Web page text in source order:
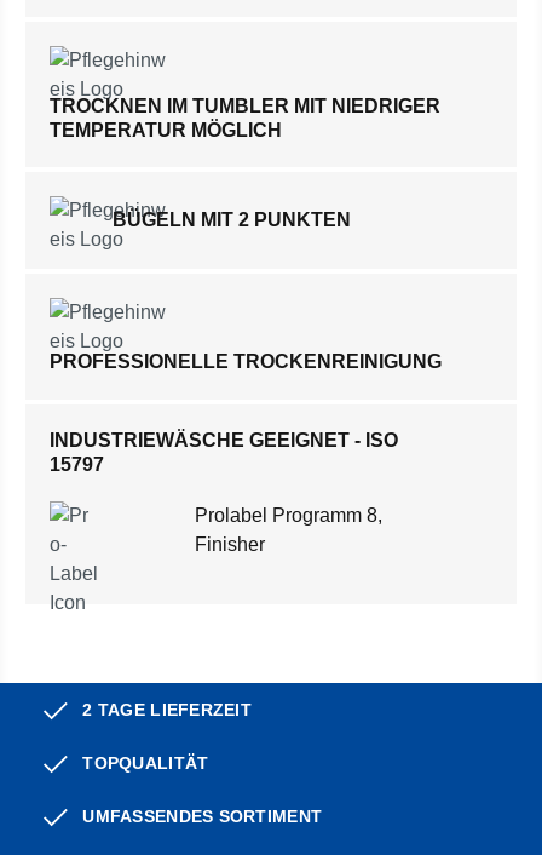
TROCKNEN IM TUMBLER MIT NIEDRIGER
TEMPERATUR MÖGLICH
BÜGELN MIT 2 PUNKTEN
PROFESSIONELLE TROCKENREINIGUNG
INDUSTRIEWÄSCHE GEEIGNET - ISO
15797
Prolabel Programm 8,
Finisher
2 TAGE LIEFERZEIT
TOPQUALITÄT
UMFASSENDES SORTIMENT